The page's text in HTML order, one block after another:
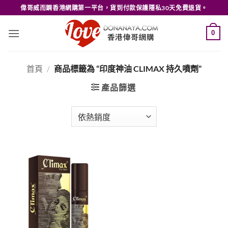
to
content
偉哥威而鋼香港網購第一平台，貨到付款保護隱私30天免費退貨。
0
首頁 / 商品標籤為 “印度神油 CLIMAX 持久噴劑”
產品篩選